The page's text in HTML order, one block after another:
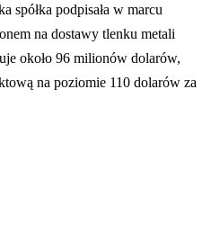
spółka podpisała w marcu
na dostawy tlenku metali
około 96 milionów dolarów,
na poziomie 110 dolarów za